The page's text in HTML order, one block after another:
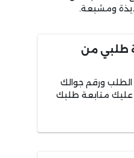
ومشبعة.
طلبي من
ورقم جوالك
متابعة طلبك